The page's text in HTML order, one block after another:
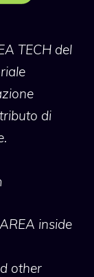
TECH del
di
inside
other